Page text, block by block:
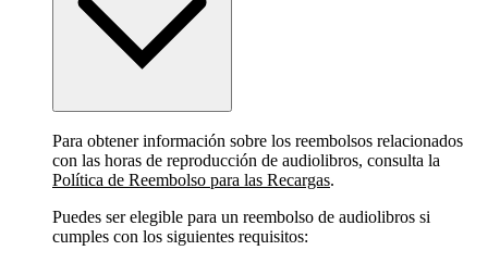
Para obtener información sobre los reembolsos relacionados
con las horas de reproducción de audiolibros, consulta la
Política de Reembolso para las Recargas.
Puedes ser elegible para un reembolso de audiolibros si
cumples con los siguientes requisitos: